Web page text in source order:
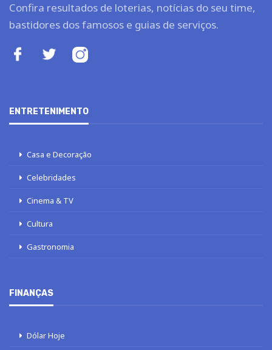
Confira resultados de loterias, notícias do seu time,
bastidores dos famosos e guias de serviços.
ENTRETENIMENTO
Casa e Decoração
Celebridades
Cinema & TV
Cultura
Gastronomia
FINANÇAS
Dólar Hoje